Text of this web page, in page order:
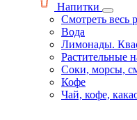
Напитки
Смотреть весь
Вода
Лимонады.
Растительные
Соки, морсы,
Кофе
Чай, кофе,